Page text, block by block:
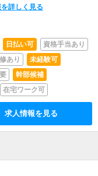
詳しく見る
日払い可
資格手当あり
あり
未経験可
幹部候補
在宅ワーク可
求人情報を見る